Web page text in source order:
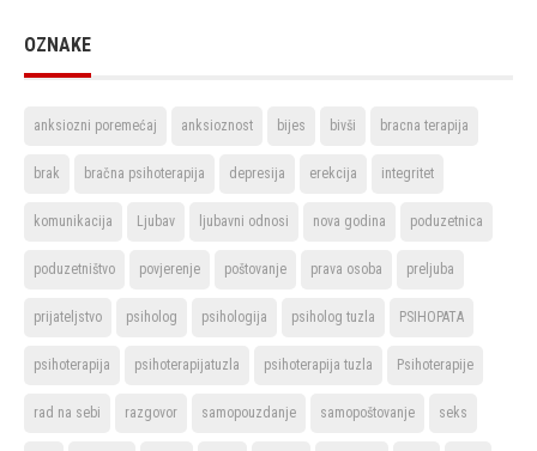
OZNAKE
anksiozni poremećaj anksioznost bijes bivši bracna terapija
brak bračna psihoterapija depresija erekcija integritet
komunikacija Ljubav ljubavni odnosi nova godina poduzetnica
poduzetništvo povjerenje poštovanje prava osoba preljuba
prijateljstvo psiholog psihologija psiholog tuzla PSIHOPATA
psihoterapija psihoterapijatuzla psihoterapija tuzla Psihoterapije
rad na sebi razgovor samopouzdanje samopoštovanje seks